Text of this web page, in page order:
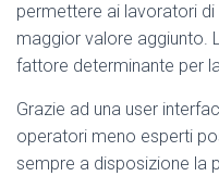
permettere ai lavoratori
maggior valore aggiunto.
fattore determinante per
Grazie ad una user
operatori meno esperti
sempre a disposizione la